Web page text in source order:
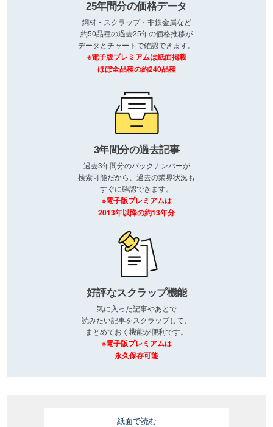
25年間分の価格データ
鋼材・スクラップ・非鉄金属など
約50品種の過去25年の価格推移が
データとチャートで確認できます。
※電子版プレミアムは紙面掲載
ほぼ全品種の約240品種
3年間分の過去記事
過去3年間分のバックナンバーが
検索可能だから、過去の業界状況も
すぐに確認できます。
※電子版プレミアムは
2013年以降の約13年分
好評なスクラップ機能
気に入った記事やあとで
読みたい記事をスクラップして、
まとめておく機能が便利です。
※電子版プレミアムは
永久保存可能
紙面で読む